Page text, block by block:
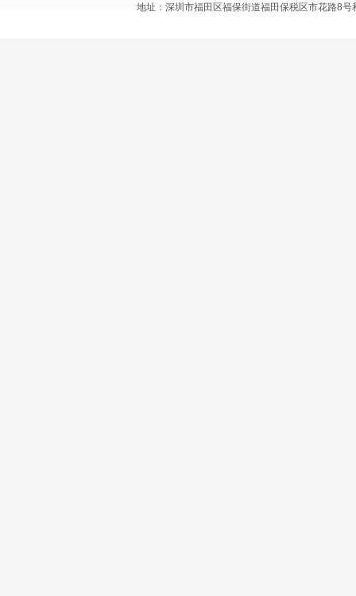
地址：深圳市福田区福保街道福田保税区市花路8